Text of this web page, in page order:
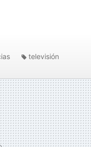
televisión